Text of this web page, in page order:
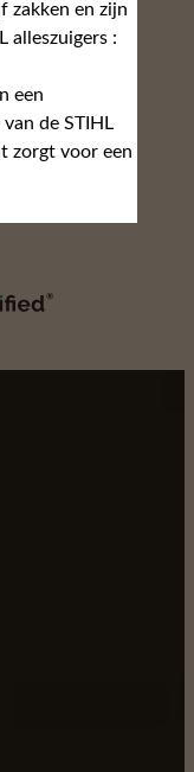
zakken en zijn
alleszuigers :
een
de STIHL
zorgt voor een